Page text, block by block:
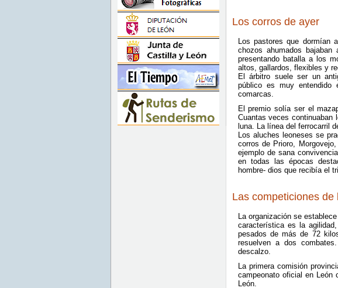
Los corros de ayer
Los pastores que
chozos ahumados
presentando batalla a los
altos, gallardos, flexibles y
El árbitro suele ser un
público es muy
comarcas.
El premio solía ser el
Cuantas veces continuaban
luna. La línea del ferrocarril
Los aluches leoneses se
corros de Prioro,
ejemplo de sana
en todas las épocas
hombre- dios que recibía el
Las competiciones de
La organización se
característica es la
pesados de más de 72
resuelven a dos
descalzo.
La primera comisión
campeonato oficial en León
León.